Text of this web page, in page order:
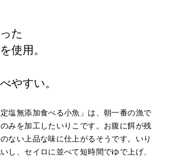
た
使用。
やすい。
塩無添加食べる小魚」は、朝一番の漁で
みを加工したいりこです。お腹に餌が残
ない上品な味に仕上がるそうです。いり
し、セイロに並べて短時間でゆで上げ、